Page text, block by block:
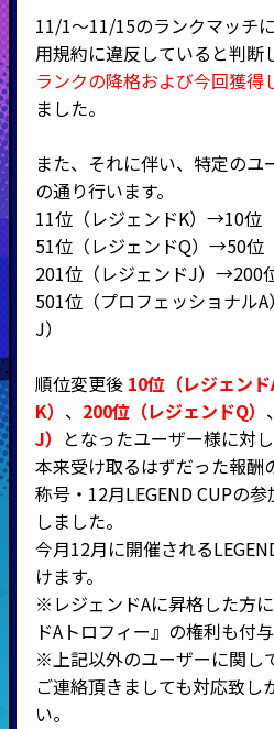
11/1～11/15のランクマッチ
用規約に違反していると判断
ランクの降格および今回獲得
ました。
また、それに伴い、特定のユ
の通り行います。
11位（レジェンドK）→10位
51位（レジェンドQ）→50位
201位（レジェンドJ）→200
501位（プロフェッショナル
J）
順位変更後 10位（レジェンド
K） 、 200位（レジェンドQ） 、
J） となったユーザー様に対し
本来受け取るはずだった報酬
称号・12月LEGEND CUPの
しました。
今月12月に開催される
けます。
※レジェンドAに昇格した方
ドAトロフィー』の権利も付
※上記以外のユーザーに関し
ご連絡頂きましても対応致し
い。